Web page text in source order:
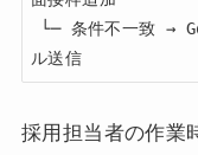
ル送信
採用担当者の作業